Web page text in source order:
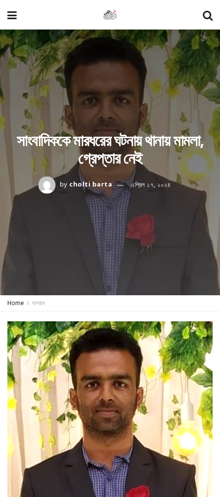
সাংবাদিককে মারধরের ঘটনায় থানায় মামলা,
গ্রেপ্তার নেই
by cholti barta এপ্রিল ১৭, ২০২৪
Home অপরাধ